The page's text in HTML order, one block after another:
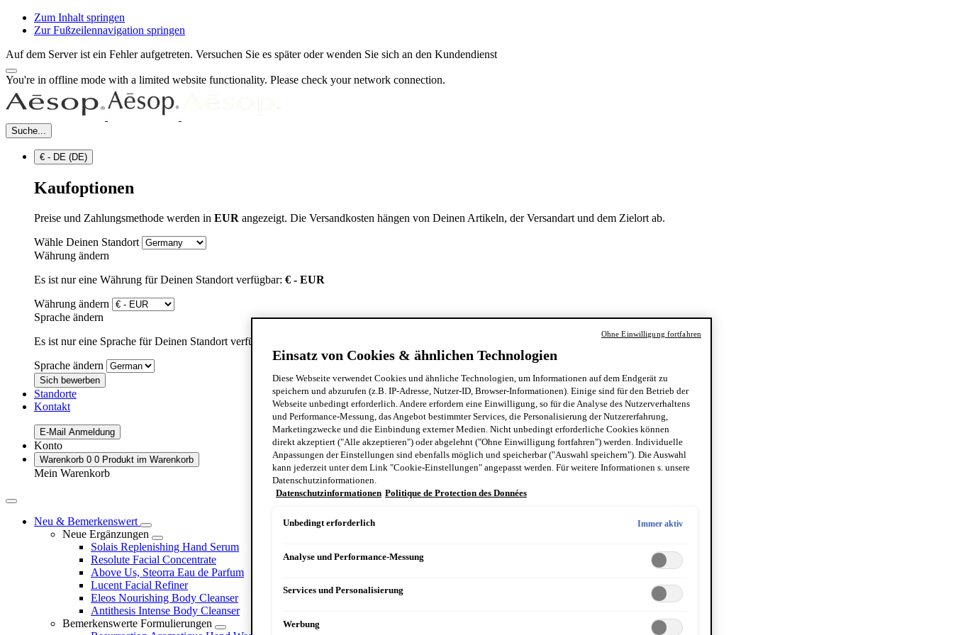
Zum Inhalt springen
Zur Fußzeilennavigation springen
Auf dem Server ist ein Fehler aufgetreten. Versuchen Sie es später oder wenden Sie sich an den Kundendienst
You're in offline mode with a limited website functionality. Please check your network connection.
Suche...
€ - DE (DE)
Kaufoptionen
Preise und Zahlungsmethode werden in EUR angezeigt. Die Versandkosten hängen von Deinen Artikeln, der Versandart und dem Zielort ab.
Wähle Deinen Standort
Währung ändern
Es ist nur eine Währung für Deinen Standort verfügbar: € - EUR
Währung ändern
Sprache ändern
Es ist nur eine Sprache für Deinen Standort verfügbar:
Sprache ändern
Sich bewerben
Standorte
Kontakt
E-Mail Anmeldung
Konto
Warenkorb 0 0 Produkt im Warenkorb
Mein Warenkorb
Neu & Bemerkenswert
Neue Ergänzungen
Solais Replenishing Hand Serum
Resolute Facial Concentrate
Above Us, Steorra Eau de Parfum
Lucent Facial Refiner
Eleos Nourishing Body Cleanser
Antithesis Intense Body Cleanser
Bemerkenswerte Formulierungen
Einsatz von Cookies & ähnlichen Technologien
Diese Webseite verwendet Cookies und ähnliche Technologien, um Informationen auf dem Endgerät zu
speichern und abzurufen (z.B. IP-Adresse, Nutzer-ID, Browser-Informationen). Einige sind für den Betrieb der
Webseite unbedingt erforderlich. Andere erfordern eine Einwilligung, so für die Analyse des Nutzerverhaltens
und Performance-Messung, das Angebot bestimmter Services, die Personalisierung der Nutzererfahrung,
Marketingzwecke und die Einbindung externer Medien. Nicht unbedingt erforderliche Cookies können
direkt akzeptiert ("Alle akzeptieren") oder abgelehnt ("Ohne Einwilligung fortfahren") werden. Individuelle
Anpassungen der Einstellungen sind ebenfalls möglich und speicherbar ("Auswahl speichern"). Die Auswahl
kann jederzeit unter dem Link "Cookie-Einstellungen" angepasst werden. Für weitere Informationen s. unsere
Datenschutzinformationen.
Datenschutzinformationen Politique de Protection des Données
Unbedingt erforderlich Immer aktiv
Analyse und Performance-Messung
Services und Personalisierung
Werbung
Ohne Einwilligung fortfahren